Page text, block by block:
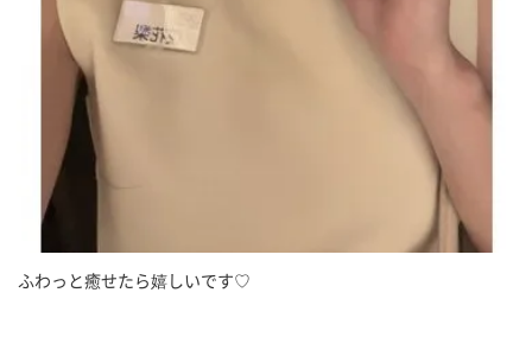
ふわっと癒せたら嬉しいです♡